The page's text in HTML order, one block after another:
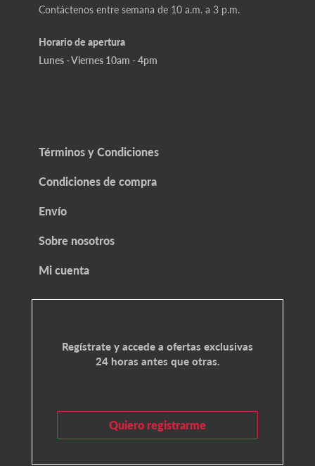
Contáctenos entre semana de 10 a.m. a 3 p.m.
Horario de apertura
Lunes - Viernes 10am - 4pm
Términos y Condiciones
Condiciones de compra
Envío
Sobre nosotros
Mi cuenta
Regístrate y accede a ofertas exclusivas
24 horas antes que otras.
Quiero registrarme